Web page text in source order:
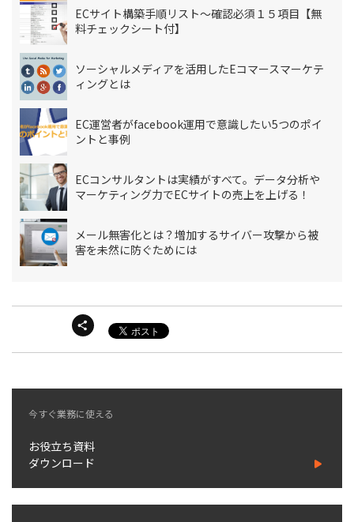
ECサイト構築手順リスト～確認必須１５項目【無
料チェックシート付】
ソーシャルメディアを活用したEコマースマーケテ
ィングとは
EC運営者がfacebook運用で意識したい5つのポイ
ントと事例
ECコンサルタントは実績がすべて。データ分析や
マーケティング力でECサイトの売上を上げる！
メール無害化とは？増加するサイバー攻撃から被
害を未然に防ぐためには
今すぐ業務に使える
お役立ち資料
ダウンロード